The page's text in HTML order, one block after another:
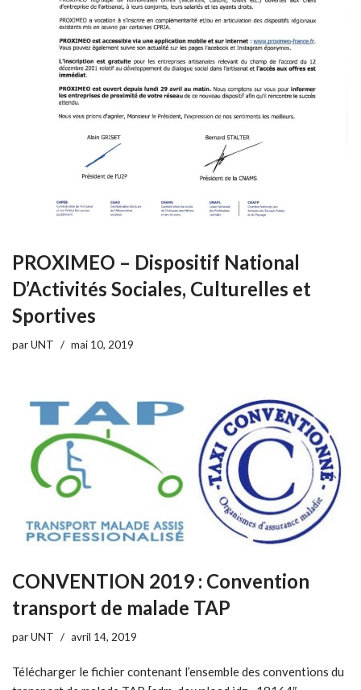
PROXIMEO – Dispositif National
D’Activités Sociales, Culturelles et
Sportives
parUNT mai 10, 2019
CONVENTION 2019 : Convention
transport de malade TAP
parUNT avril 14, 2019
Télécharger le fichier contenant l’ensemble des conventions du